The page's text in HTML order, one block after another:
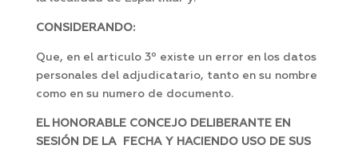
CONSIDERANDO:
Que, en el articulo 3º existe un error en los datos
personales del adjudicatario, tanto en su nombre
como en su numero de documento.
EL HONORABLE CONCEJO DELIBERANTE EN
SESIÓN DE LA FECHA Y HACIENDO USO DE SUS